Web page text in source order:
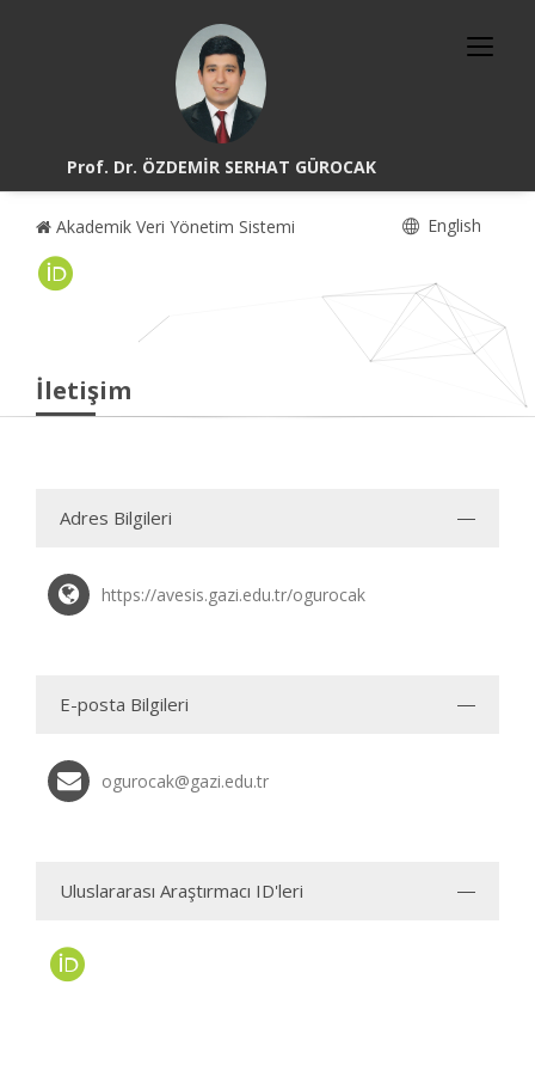
Prof. Dr. ÖZDEMİR SERHAT GÜROCAK
Akademik Veri Yönetim Sistemi English
İletişim
Adres Bilgileri
https://avesis.gazi.edu.tr/ogurocak
E-posta Bilgileri
ogurocak@gazi.edu.tr
Uluslararası Araştırmacı ID'leri